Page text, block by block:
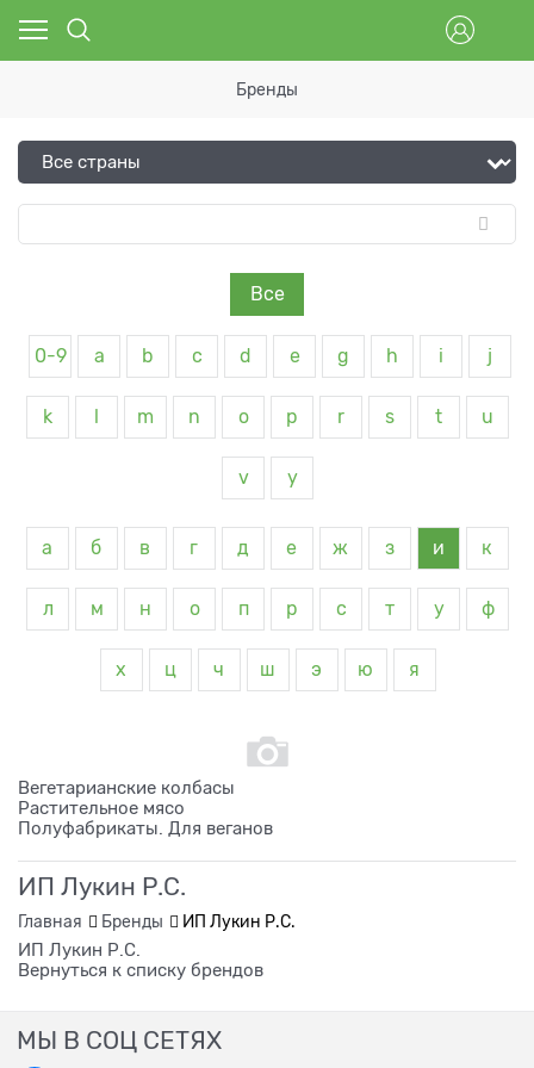
Бренды
Все
0-9 a b c d e g h i j
k m n o p r s t u
v y
а б в г д е ж з и к
л м н о п р с т у ф
х ц ч ш э ю я
Вегетарианские колбасы
Растительное мясо
Полуфабрикаты. Для веганов
ИП Лукин Р.С.
Главная Бренды
ИП Лукин Р.С.
ИП Лукин Р.С.
Вернуться к списку брендов
МЫ В СОЦ СЕТЯХ